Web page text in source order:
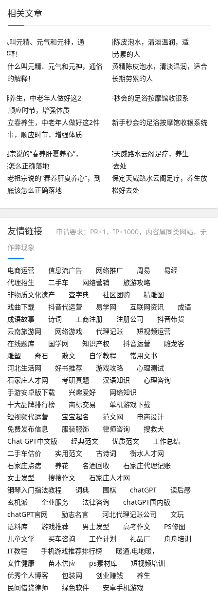
相关文章
什么叫元精、元气和元神，通俗
的解释！
黄精陈皮泡水，清淡温润，适合
长期劳累的人
立春养生，中老年人做好这2件
事，顺应时节，增强体质
新手秒会的足浴按摩馆收银系统
老祖宗说的“春养肝夏养心”，到
底该怎么正确落地
保定天威路水云阁足疗，养生放
松好去处
友情链接
申请要求：PR≥1，IP≥1000，内容属同类网站，无
作弊现象
电商运营 信息流广告 网络推广 周易
易经
代理招生
二手车 网络营销
旅游攻略
非物质文化遗产
查字典 社区团购
精雕图
戏曲下载
抖音代运营 易学网 互联网资讯
成语
成语故事
诗词 工商注册 注册公司
抖音带货
云南旅游网
网络游戏 代理记账
短视频运营
在线题库
国学网 知识产权 抖音运营
雕龙客
雕塑
奇石 散文 自学教程
常用文书
河北生活网
好书推荐 游戏攻略
心理测试
石家庄人才网
考研真题 汉语知识
心理咨询
手游安卓版下载
兴趣爱好
网络知识
十大品牌排行榜
商标交易
单机游戏下载
短视频代运营
宝宝起名 范文网
电商设计
免费发布信息
服装服饰 律师咨询
搜救犬
Chat GPT中文版
经典范文 优质范文
工作总结
二手车估价
实用范文 古诗词
衡水人才网
石家庄点痣
养花 名酒回收
石家庄代理记账
女士发型
搜搜作文
石家庄人才网
钢琴入门指法教程
词典 围棋 chatGPT
读后感
玄机派
企业服务 法律咨询
chatGPT国内版
chatGPT官网
励志名言 河北代理记账公司
文玩
语料库
游戏推荐 男士发型 高考作文
PS修图
儿童文学
买车咨询 工作计划 礼品厂
舟舟培训
IT教程
手机游戏推荐排行榜
暖通,电地暖，
女性健康
苗木供应 ps素材库
短视频培训
优秀个人博客
包装网 创业赚钱
养生
民间借贷律师
绿色软件
安卓手机游戏